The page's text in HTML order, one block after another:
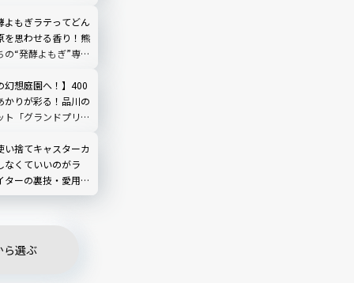
よもぎラテってどん
を思わせる香り！熊
の“発酵よもぎ”専門
にオープン！人気
幻想庭園へ！】400
かりが彩る！品川の
ト「グランドプリン
い捨てキャスターカ
なくていいのがラ
ターの裏技・愛用品
ら選ぶ